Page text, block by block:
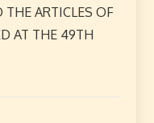
ARTICLES OF
AT THE 49TH